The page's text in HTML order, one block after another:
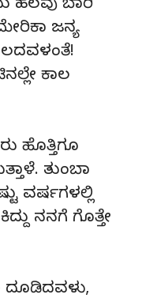
ಹಲವು ಬಾರಿ
ಜನ್ಯ
ಕಾಲ
ಹೊತ್ತಿಗೂ
ತುಂಬಾ
ವರ್ಷಗಳಲ್ಲಿ
ನನಗೆ ಗೊತ್ತೇ